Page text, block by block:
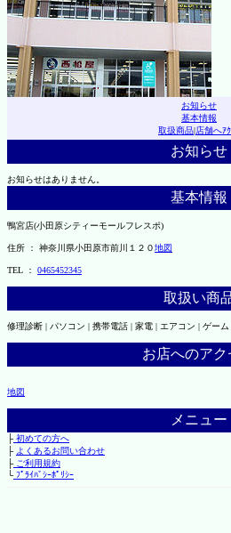
お知らせ
基本情報
取扱商品|店舗へｱ
お知らせ
お知らせはありません。
基本情報
鴨宮店(小田原シティーモールフレスポ)
住所 ： 神奈川県小田原市前川１２０地図
TEL ： 0465452345
取扱い商
修理診断 | パソコン | 携帯電話 | 家電 | エアコン | ゲーム
お店へのアク
地図
メニュー
├初めての方へ
├ よくあるお問い合わせ
├ご利用規約
└ﾌﾟﾗｲﾊﾞｼｰﾎﾟﾘｼｰ